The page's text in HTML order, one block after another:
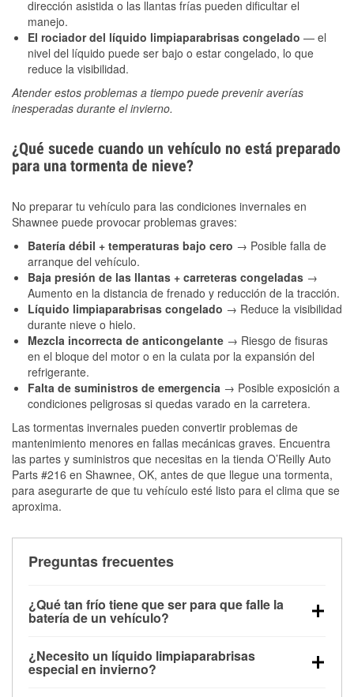
dirección asistida o las llantas frías pueden dificultar el
manejo.
El rociador del líquido limpiaparabrisas congelado — el
nivel del líquido puede ser bajo o estar congelado, lo que
reduce la visibilidad.
Atender estos problemas a tiempo puede prevenir averías
inesperadas durante el invierno.
¿Qué sucede cuando un vehículo no está preparado
para una tormenta de nieve?
No preparar tu vehículo para las condiciones invernales en
Shawnee puede provocar problemas graves:
Batería débil + temperaturas bajo cero → Posible falla de
arranque del vehículo.
Baja presión de las llantas + carreteras congeladas →
Aumento en la distancia de frenado y reducción de la tracción.
Líquido limpiaparabrisas congelado → Reduce la visibilidad
durante nieve o hielo.
Mezcla incorrecta de anticongelante → Riesgo de fisuras
en el bloque del motor o en la culata por la expansión del
refrigerante.
Falta de suministros de emergencia → Posible exposición a
condiciones peligrosas si quedas varado en la carretera.
Las tormentas invernales pueden convertir problemas de
mantenimiento menores en fallas mecánicas graves. Encuentra
las partes y suministros que necesitas en la tienda O’Reilly Auto
Parts #216 en Shawnee, OK, antes de que llegue una tormenta,
para asegurarte de que tu vehículo esté listo para el clima que se
aproxima.
Preguntas frecuentes
¿Qué tan frío tiene que ser para que falle la
batería de un vehículo?
debajo de los 32 °F y puede perder hasta la mitad de
su potencia de arranque cerca de los 0 °F, lo que
¿Necesito un líquido limpiaparabrisas
especial en invierno?